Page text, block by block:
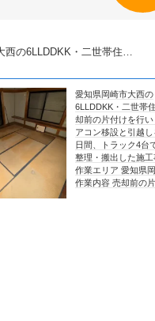
・二世帯住…
愛知県岡崎市大西の
6LLDDKK・二世帯住宅で、売
却前の片付けを行いました。エ
アコン移設と引越しを含めて4
日間、トラック4台で全部屋を
整理・搬出した施工事例です。
作業エリア 愛知県岡崎市大西
作業内容 売却前の片付け …